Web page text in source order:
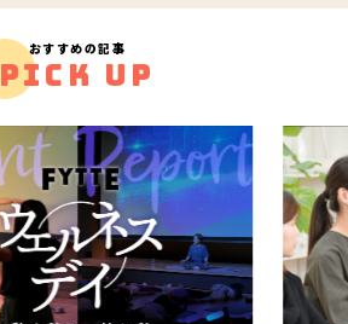
おすすめの記事
PICK UP